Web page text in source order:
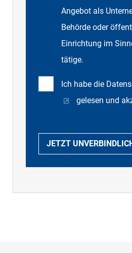
Angebot als
Behörde oder
Einrichtung im
tätige.
Ich habe die
gelesen und
JETZT